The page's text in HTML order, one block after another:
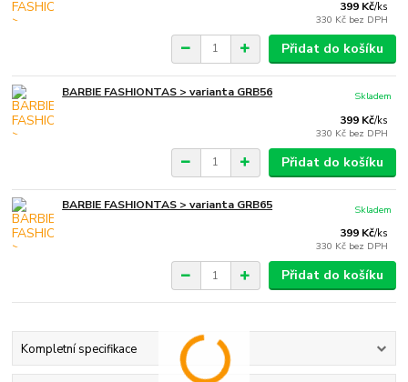
399 Kč/ks
330 Kč bez DPH
Přidat do košíku
BARBIE FASHIONTAS > varianta GRB56
399 Kč/ks
330 Kč bez DPH
Skladem
Přidat do košíku
BARBIE FASHIONTAS > varianta GRB65
399 Kč/ks
330 Kč bez DPH
Skladem
Přidat do košíku
Kompletní specifikace